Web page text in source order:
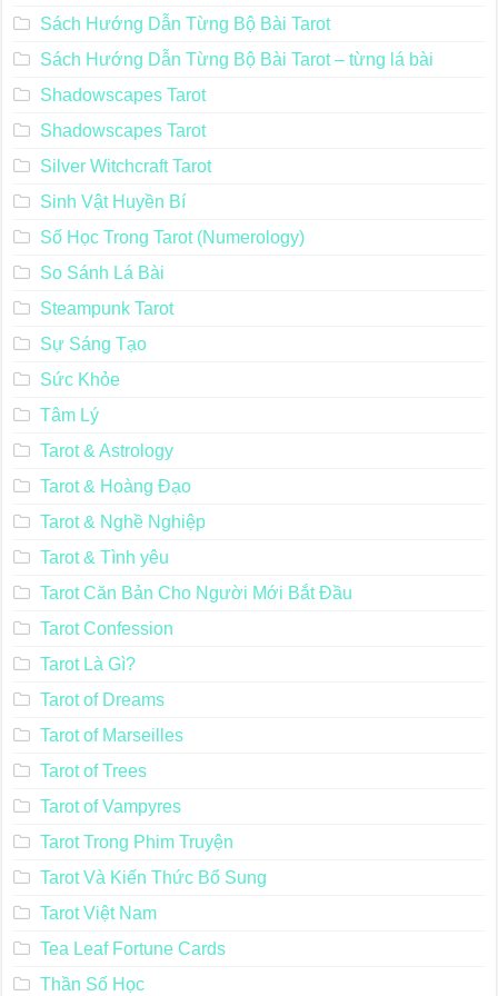
Sách Hướng Dẫn Từng Bộ Bài Tarot
Sách Hướng Dẫn Từng Bộ Bài Tarot – từng lá bài
Shadowscapes Tarot
Shadowscapes Tarot
Silver Witchcraft Tarot
Sinh Vật Huyền Bí
Số Học Trong Tarot (Numerology)
So Sánh Lá Bài
Steampunk Tarot
Sự Sáng Tạo
Sức Khỏe
Tâm Lý
Tarot & Astrology
Tarot & Hoàng Đạo
Tarot & Nghề Nghiệp
Tarot & Tình yêu
Tarot Căn Bản Cho Người Mới Bắt Đầu
Tarot Confession
Tarot Là Gì?
Tarot of Dreams
Tarot of Marseilles
Tarot of Trees
Tarot of Vampyres
Tarot Trong Phim Truyện
Tarot Và Kiến Thức Bổ Sung
Tarot Việt Nam
Tea Leaf Fortune Cards
Thần Số Học